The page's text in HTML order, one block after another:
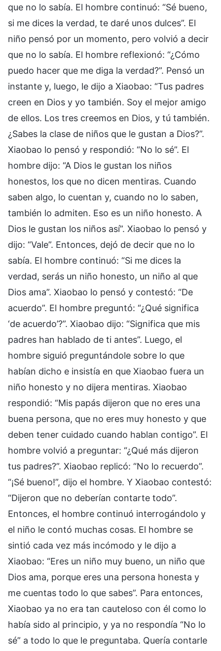
que no lo sabía. El hombre continuó: “Sé bueno,
si me dices la verdad, te daré unos dulces”. El
niño pensó por un momento, pero volvió a decir
que no lo sabía. El hombre reflexionó: “¿Cómo
puedo hacer que me diga la verdad?”. Pensó un
instante y, luego, le dijo a Xiaobao: “Tus padres
creen en Dios y yo también. Soy el mejor amigo
de ellos. Los tres creemos en Dios, y tú también.
¿Sabes la clase de niños que le gustan a Dios?”.
Xiaobao lo pensó y respondió: “No lo sé”. El
hombre dijo: “A Dios le gustan los niños
honestos, los que no dicen mentiras. Cuando
saben algo, lo cuentan y, cuando no lo saben,
también lo admiten. Eso es un niño honesto. A
Dios le gustan los niños así”. Xiaobao lo pensó y
dijo: “Vale”. Entonces, dejó de decir que no lo
sabía. El hombre continuó: “Si me dices la
verdad, serás un niño honesto, un niño al que
Dios ama”. Xiaobao lo pensó y contestó: “De
acuerdo”. El hombre preguntó: “¿Qué significa
‘de acuerdo’?”. Xiaobao dijo: “Significa que mis
padres han hablado de ti antes”. Luego, el
hombre siguió preguntándole sobre lo que
habían dicho e insistía en que Xiaobao fuera un
niño honesto y no dijera mentiras. Xiaobao
respondió: “Mis papás dijeron que no eres una
buena persona, que no eres muy honesto y que
deben tener cuidado cuando hablan contigo”. El
hombre volvió a preguntar: “¿Qué más dijeron
tus padres?”. Xiaobao replicó: “No lo recuerdo”.
“¡Sé bueno!”, dijo el hombre. Y Xiaobao contestó:
“Dijeron que no deberían contarte todo”.
Entonces, el hombre continuó interrogándolo y
el niño le contó muchas cosas. El hombre se
sintió cada vez más incómodo y le dijo a
Xiaobao: “Eres un niño muy bueno, un niño que
Dios ama, porque eres una persona honesta y
me cuentas todo lo que sabes”. Para entonces,
Xiaobao ya no era tan cauteloso con él como lo
había sido al principio, y ya no respondía “No lo
sé” a todo lo que le preguntaba. Quería contarle